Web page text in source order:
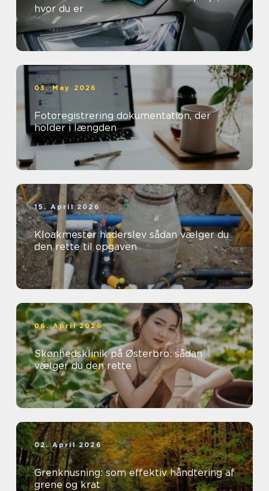
hvor du er
03. May 2026
Fotoregistrering dokumentation, der
holder i længden
15. April 2026
Kloakmester haderslev sådan vælger du
den rette til opgaven
06. April 2026
Skønhedsklinik på Østerbro: sådan
vælger du den rette
02. April 2026
Grenknusning: som effektiv håndtering af
grene og krat